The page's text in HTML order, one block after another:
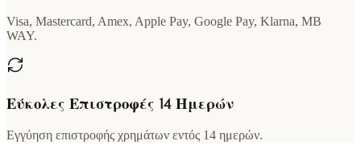
Visa, Mastercard, Amex, Apple Pay, Google Pay, Klarna, MB
WAY.
Εύκολες Επιστροφές 14 Ημερών
Εγγύηση επιστροφής χρημάτων εντός 14 ημερών.